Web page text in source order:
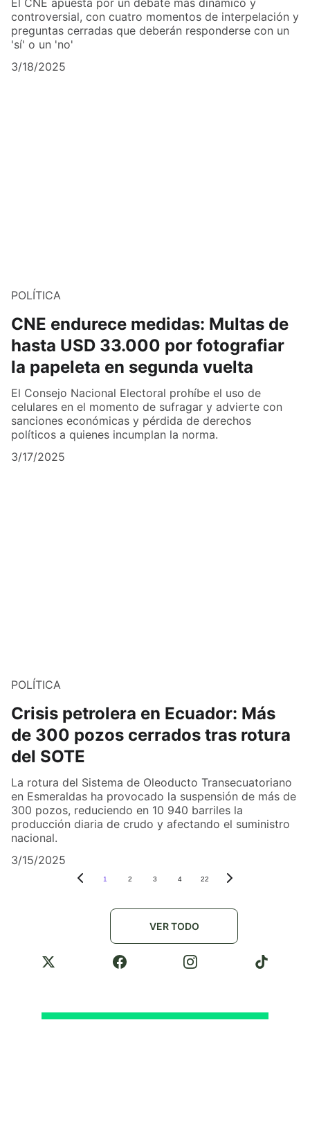
controversial, con cuatro momentos de interpelación y
preguntas cerradas que deberán responderse con un
'sí' o un 'no'
3/18/2025
POLÍTICA
CNE endurece medidas: Multas de
hasta USD 33.000 por fotografiar
la papeleta en segunda vuelta
El Consejo Nacional Electoral prohíbe el uso de
celulares en el momento de sufragar y advierte con
sanciones económicas y pérdida de derechos
políticos a quienes incumplan la norma.
3/17/2025
POLÍTICA
Crisis petrolera en Ecuador: Más
de 300 pozos cerrados tras rotura
del SOTE
La rotura del Sistema de Oleoducto Transecuatoriano
en Esmeraldas ha provocado la suspensión de más de
300 pozos, reduciendo en 10 940 barriles la
producción diaria de crudo y afectando el suministro
nacional.
3/15/2025
1 2 3 4 22
VER TODO